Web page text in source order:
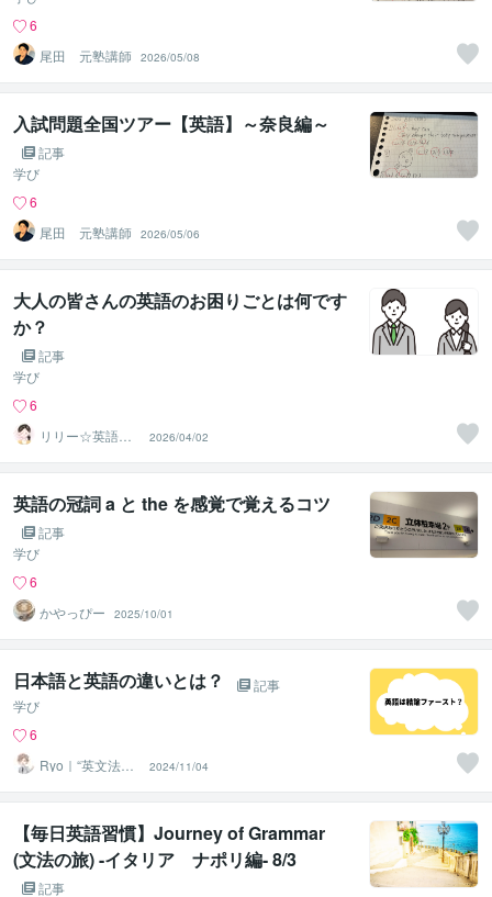
6
尾田 元塾講師 2026/05/08
入試問題全国ツアー【英語】～奈良編～
記事
学び
6
尾田 元塾講師 2026/05/06
大人の皆さんの英語のお困りごとは何です
か？
記事
学び
6
リリー☆英語家
庭教師
2026/04/02
英語の冠詞 a と the を感覚で覚えるコツ
記事
学び
6
かやっぴー
2025/10/01
日本語と英語の違いとは？
記事
学び
6
Ryo｜“英文法特
化型”現役塾講師
2024/11/04
【毎日英語習慣】Journey of Grammar
(文法の旅) -イタリア ナポリ編- 8/3
記事